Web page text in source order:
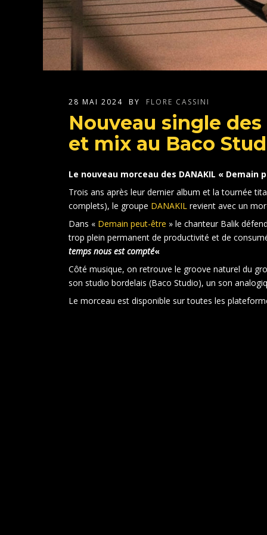
28 MAI 2024 BY FLORE CASSINI
Nouveau single
et mix au Baco
Le nouveau morceau des DANAKIL «
Trois ans après leur dernier album et la tournée
complets), le groupe DANAKIL revient avec un
Dans « Demain peut-être » le chanteur Balik
trop plein permanent de productivité et de
temps nous est compté«
Côté musique, on retrouve le groove naturel du
son studio bordelais (Baco Studio), un son
Le morceau est disponible sur toutes les